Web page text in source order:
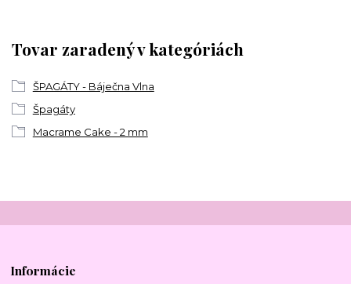
Tovar zaradený v kategóriách
ŠPAGÁTY - Báječna Vlna
Špagáty
Macrame Cake - 2 mm
Informácie